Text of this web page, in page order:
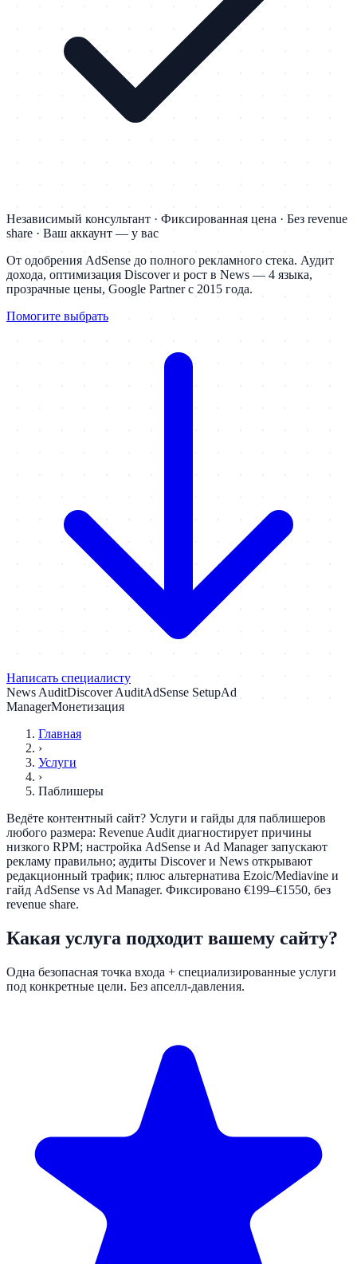
Независимый консультант · Фиксированная цена · Без revenue
share · Ваш аккаунт — у вас
От одобрения AdSense до полного рекламного стека. Аудит
дохода, оптимизация Discover и рост в News — 4 языка,
прозрачные цены, Google Partner с 2015 года.
Помогите выбрать
Написать специалисту
News AuditDiscover AuditAdSense SetupAd
ManagerМонетизация
Главная
›
Услуги
›
Паблишеры
Ведёте контентный сайт? Услуги и гайды для паблишеров
любого размера: Revenue Audit диагностирует причины
низкого RPM; настройка AdSense и Ad Manager запускают
рекламу правильно; аудиты Discover и News открывают
редакционный трафик; плюс альтернатива Ezoic/Mediavine и
гайд AdSense vs Ad Manager. Фиксировано €199–€1550, без
revenue share.
Какая услуга подходит вашему сайту?
Одна безопасная точка входа + специализированные услуги
под конкретные цели. Без апселл-давления.